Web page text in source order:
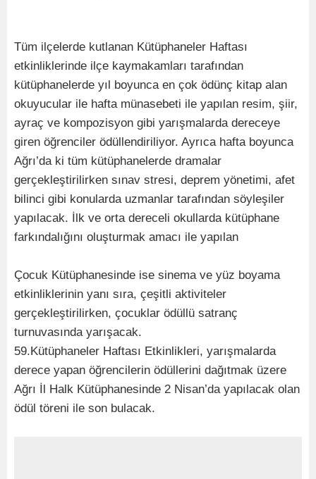
Tüm ilçelerde kutlanan Kütüphaneler Haftası
etkinliklerinde ilçe kaymakamları tarafından
kütüphanelerde yıl boyunca en çok ödünç kitap alan
okuyucular ile hafta münasebeti ile yapılan resim, şiir,
ayraç ve kompozisyon gibi yarışmalarda dereceye
giren öğrenciler ödüllendiriliyor. Ayrıca hafta boyunca
Ağrı’da ki tüm kütüphanelerde dramalar
gerçekleştirilirken sınav stresi, deprem yönetimi, afet
bilinci gibi konularda uzmanlar tarafından söyleşiler
yapılacak. İlk ve orta dereceli okullarda kütüphane
farkındalığını oluşturmak amacı ile yapılan
Çocuk Kütüphanesinde ise sinema ve yüz boyama
etkinliklerinin yanı sıra, çeşitli aktiviteler
gerçekleştirilirken, çocuklar ödüllü satranç
turnuvasında yarışacak.
59.Kütüphaneler Haftası Etkinlikleri, yarışmalarda
derece yapan öğrencilerin ödüllerini dağıtmak üzere
Ağrı İl Halk Kütüphanesinde 2 Nisan’da yapılacak olan
ödül töreni ile son bulacak.